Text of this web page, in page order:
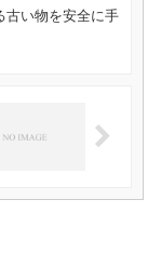
古い物を安全に手